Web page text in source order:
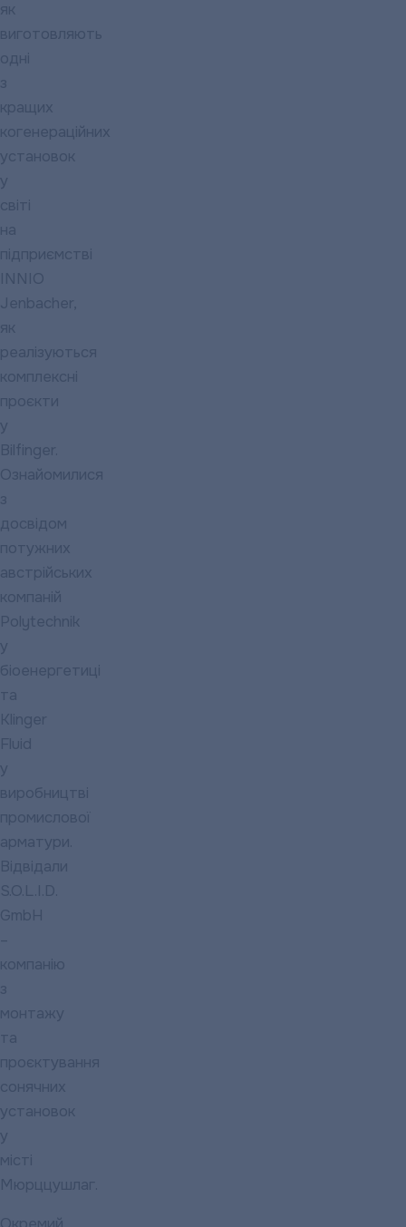
як
виготовляють
одні
з
кращих
когенераційних
установок
у
світі
на
підприємстві
INNIO
Jenbacher,
як
реалізуються
комплексні
проєкти
у
Bilfinger.
Ознайомилися
з
досвідом
потужних
австрійських
компаній
Polytechnik
у
біоенергетиці
та
Klinger
Fluid
у
виробництві
промислової
арматури.
Відвідали
S.O.L.I.D.
GmbH
–
компанію
з
монтажу
та
проєктування
сонячних
установок
у
місті
Мюрццушлаг.